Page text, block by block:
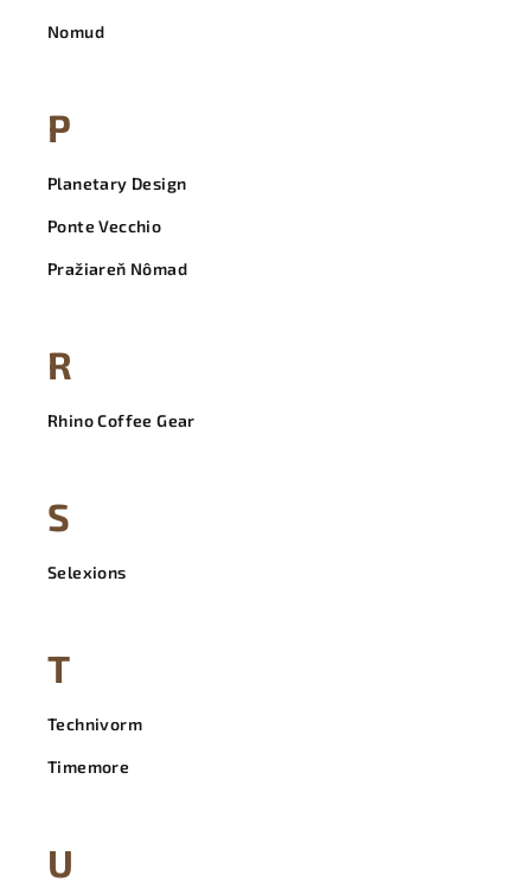
Nomud
P
Planetary Design
Ponte Vecchio
Pražiareň Nômad
R
Rhino Coffee Gear
S
Selexions
T
Technivorm
Timemore
U